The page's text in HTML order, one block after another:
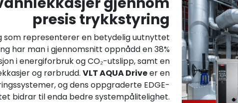
presis trykkstyring
som representerer en betydelig uutnyttet
har man i gjennomsnitt oppnådd en 38%
i energiforbruk og CO₂-utslipp, samt en
og rørbrudd. VLT AQUA Driveer en
og dens oppgraderte EDGE-
bidrar til enda bedre systempålitelighet.